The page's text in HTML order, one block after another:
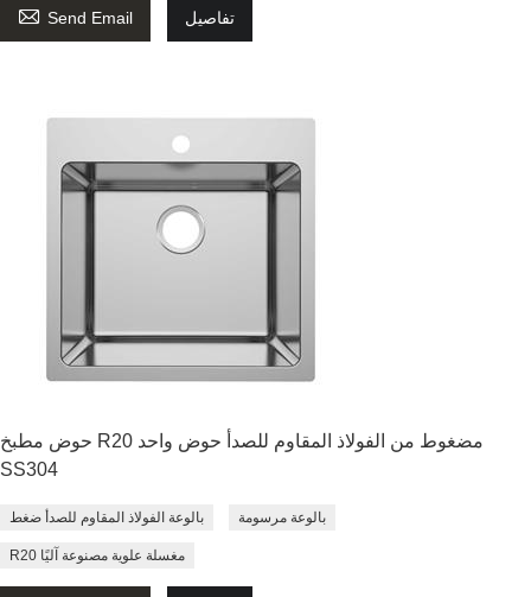
 Send Email تفاصيل
حوض مطبخ R20 مضغوط من الفولاذ المقاوم للصدأ حوض واحد
SS304
بالوعة الفولاذ المقاوم للصدأ ضغط بالوعة مرسومة
R20 مغسلة علوية مصنوعة آليًا